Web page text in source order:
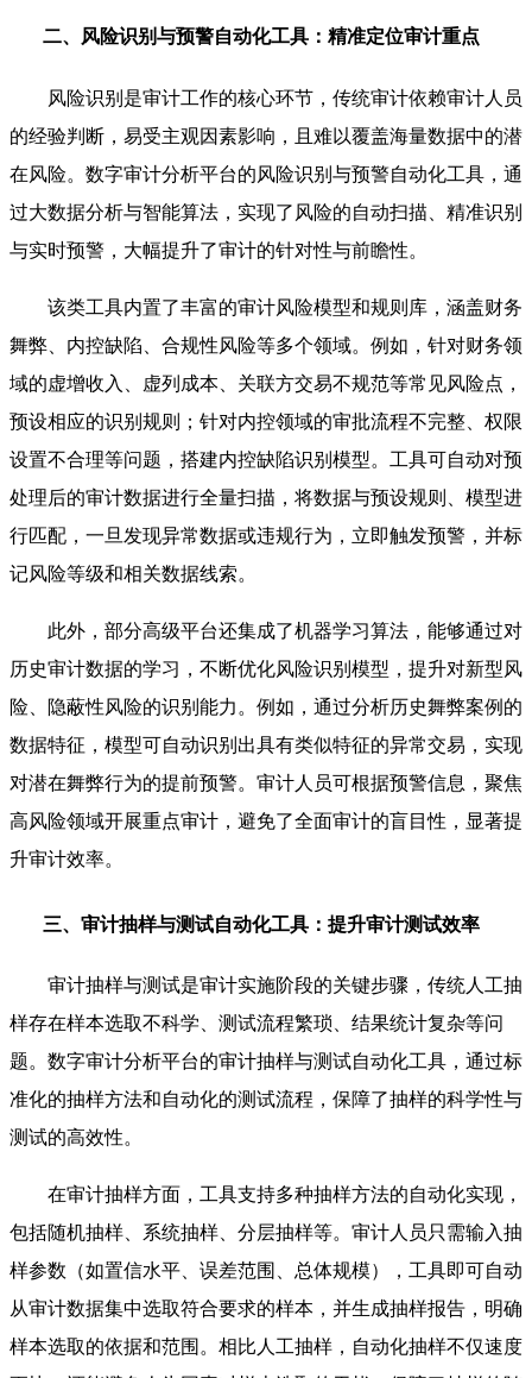
二、风险识别与预警自动化工具：精准定位审计重点
风险识别是审计工作的核心环节，传统审计依赖审计人员
的经验判断，易受主观因素影响，且难以覆盖海量数据中的潜
在风险。数字审计分析平台的风险识别与预警自动化工具，通
过大数据分析与智能算法，实现了风险的自动扫描、精准识别
与实时预警，大幅提升了审计的针对性与前瞻性。
该类工具内置了丰富的审计风险模型和规则库，涵盖财务
舞弊、内控缺陷、合规性风险等多个领域。例如，针对财务领
域的虚增收入、虚列成本、关联方交易不规范等常见风险点，
预设相应的识别规则；针对内控领域的审批流程不完整、权限
设置不合理等问题，搭建内控缺陷识别模型。工具可自动对预
处理后的审计数据进行全量扫描，将数据与预设规则、模型进
行匹配，一旦发现异常数据或违规行为，立即触发预警，并标
记风险等级和相关数据线索。
此外，部分高级平台还集成了机器学习算法，能够通过对
历史审计数据的学习，不断优化风险识别模型，提升对新型风
险、隐蔽性风险的识别能力。例如，通过分析历史舞弊案例的
数据特征，模型可自动识别出具有类似特征的异常交易，实现
对潜在舞弊行为的提前预警。审计人员可根据预警信息，聚焦
高风险领域开展重点审计，避免了全面审计的盲目性，显著提
升审计效率。
三、审计抽样与测试自动化工具：提升审计测试效率
审计抽样与测试是审计实施阶段的关键步骤，传统人工抽
样存在样本选取不科学、测试流程繁琐、结果统计复杂等问
题。数字审计分析平台的审计抽样与测试自动化工具，通过标
准化的抽样方法和自动化的测试流程，保障了抽样的科学性与
测试的高效性。
在审计抽样方面，工具支持多种抽样方法的自动化实现，
包括随机抽样、系统抽样、分层抽样等。审计人员只需输入抽
样参数（如置信水平、误差范围、总体规模），工具即可自动
从审计数据集中选取符合要求的样本，并生成抽样报告，明确
样本选取的依据和范围。相比人工抽样，自动化抽样不仅速度